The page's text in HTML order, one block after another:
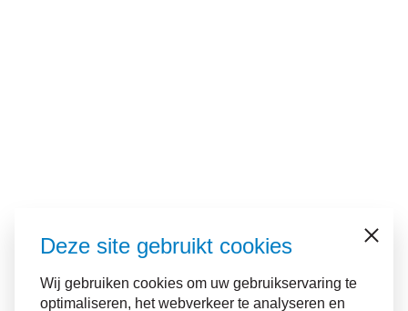
Deze site gebruikt cookies
Wij gebruiken cookies om uw gebruikservaring te
optimaliseren, het webverkeer te analyseren en
Sluiten